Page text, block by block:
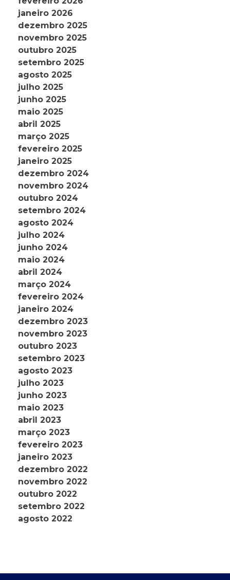
janeiro 2026
dezembro 2025
novembro 2025
outubro 2025
setembro 2025
agosto 2025
julho 2025
junho 2025
maio 2025
abril 2025
março 2025
fevereiro 2025
janeiro 2025
dezembro 2024
novembro 2024
outubro 2024
setembro 2024
agosto 2024
julho 2024
junho 2024
maio 2024
abril 2024
março 2024
fevereiro 2024
janeiro 2024
dezembro 2023
novembro 2023
outubro 2023
setembro 2023
agosto 2023
julho 2023
junho 2023
maio 2023
abril 2023
março 2023
fevereiro 2023
janeiro 2023
dezembro 2022
novembro 2022
outubro 2022
setembro 2022
agosto 2022